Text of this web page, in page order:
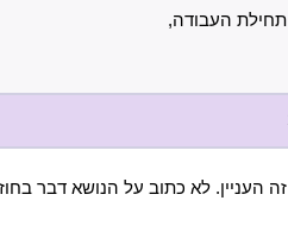
תחילת העבודה,
זה העניין. לא כתוב על הנושא דבר